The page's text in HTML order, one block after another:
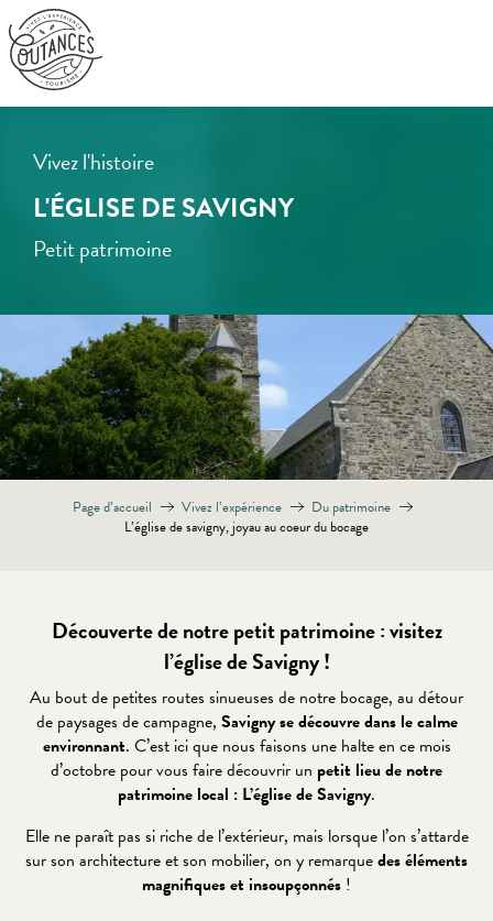
Aller
au
contenu
principal
Vivez l'histoire
L'ÉGLISE DE SAVIGNY
Petit patrimoine
Page d’accueil Vivez l’expérience
Du patrimoine
L’église de savigny, joyau au coeur du bocage
Découverte de notre petit patrimoine : visitez
l’église de Savigny !
Au bout de petites routes sinueuses de notre bocage, au détour
de paysages de campagne, Savigny se découvre dans le calme
environnant. C’est ici que nous faisons une halte en ce mois
d’octobre pour vous faire découvrir un petit lieu de notre
patrimoine local : L’église de Savigny.
Elle ne paraît pas si riche de l’extérieur, mais lorsque l’on s’attarde
sur son architecture et son mobilier, on y remarquedes éléments
magnifiques et insoupçonnés !